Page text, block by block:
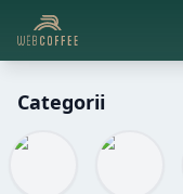
Categorii